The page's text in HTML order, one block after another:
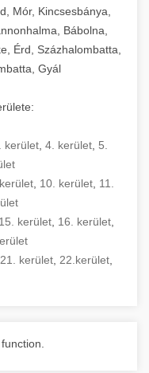
Mór, Kincsesbánya,
Bábolna,
Érd, Százhalombatta,
Gyál
kerület 4. kerület 5.
, 10. kerület, 11.
15. kerület 16. kerület
21. kerület 22.kerület